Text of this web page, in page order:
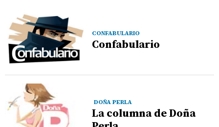
CONFABULARIO
Confabulario
DOÑA PERLA
La columna de Doña